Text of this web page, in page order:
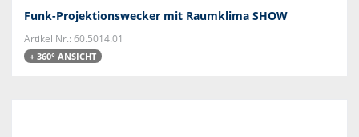
Funk-Projektionswecker mit Raumklima SHOW
Artikel Nr.: 60.5014.01
+ 360° ANSICHT